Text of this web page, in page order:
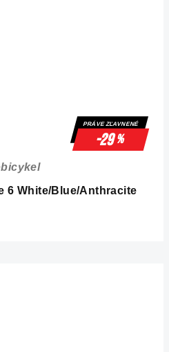
PRÁVE ZĽAVNENÉ
-29%
6 White/Blue/Anthracite